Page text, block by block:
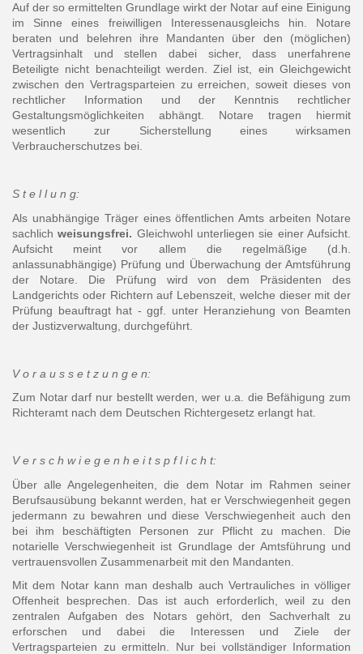
Auf der so ermittelten Grundlage wirkt der Notar auf eine Einigung
im Sinne eines freiwilligen Interessenausgleichs hin. Notare
beraten und belehren ihre Mandanten über den (möglichen)
Vertragsinhalt und stellen dabei sicher, dass unerfahrene
Beteiligte nicht benachteiligt werden. Ziel ist, ein Gleichgewicht
zwischen den Vertragsparteien zu erreichen, soweit dieses von
rechtlicher Information und der Kenntnis rechtlicher
Gestaltungsmöglichkeiten abhängt. Notare tragen hiermit
wesentlich zur Sicherstellung eines wirksamen
Verbraucherschutzes bei.
S t e l l u n g:
Als unabhängige Träger eines öffentlichen Amts arbeiten Notare
sachlichweisungsfrei. Gleichwohl unterliegen sie einer Aufsicht.
Aufsicht meint vor allem die regelmäßige (d.h.
anlassunabhängige) Prüfung und Überwachung der Amtsführung
der Notare. Die Prüfung wird von dem Präsidenten des
Landgerichts oder Richtern auf Lebenszeit, welche dieser mit der
Prüfung beauftragt hat - ggf. unter Heranziehung von Beamten
der Justizverwaltung, durchgeführt.
V o r a u s s e t z u n g e n:
Zum Notar darf nur bestellt werden, wer u.a. die Befähigung zum
Richteramt nach dem Deutschen Richtergesetz erlangt hat.
V e r s c h w i e g e n h e i t s p f l i c h t:
Über alle Angelegenheiten, die dem Notar im Rahmen seiner
Berufsausübung bekannt werden, hat er Verschwiegenheit gegen
jedermann zu bewahren und diese Verschwiegenheit auch den
bei ihm beschäftigten Personen zur Pflicht zu machen. Die
notarielle Verschwiegenheit ist Grundlage der Amtsführung und
vertrauensvollen Zusammenarbeit mit den Mandanten.
Mit dem Notar kann man deshalb auch Vertrauliches in völliger
Offenheit besprechen. Das ist auch erforderlich, weil zu den
zentralen Aufgaben des Notars gehört, den Sachverhalt zu
erforschen und dabei die Interessen und Ziele der
Vertragsparteien zu ermitteln. Nur bei vollständiger Information